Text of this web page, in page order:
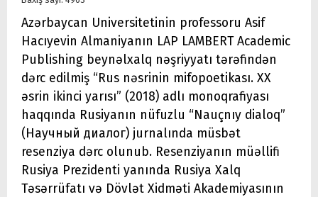
Azərbaycan Universitetinin professoru Asif
Hacıyevin Almaniyanın LAP LAMBERT Academic
Publishing beynəlxalq nəşriyyatı tərəfindən
dərc edilmiş “Rus nəsrinin mifopoetikası. XX
əsrin ikinci yarısı” (2018) adlı monoqrafiyası
haqqında Rusiyanın nüfuzlu “Nauçnıy dialoq”
(Научный диалог) jurnalında müsbət
resenziya dərc olunub. Resenziyanın müəllifi
Rusiya Prezidenti yanında Rusiya Xalq
Təsərrüfatı və Dövlət Xidməti Akademiyasının